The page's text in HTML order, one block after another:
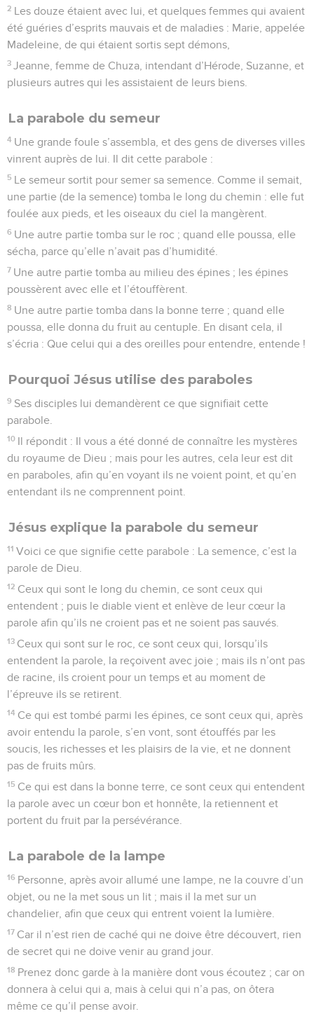
2 Les douze étaient avec lui, et quelques femmes qui avaient
été guéries d’esprits mauvais et de maladies : Marie, appelée
Madeleine, de qui étaient sortis sept démons,
3 Jeanne, femme de Chuza, intendant d’Hérode, Suzanne, et
plusieurs autres qui les assistaient de leurs biens.
La parabole du semeur
4 Une grande foule s’assembla, et des gens de diverses villes
vinrent auprès de lui. Il dit cette parabole :
5 Le semeur sortit pour semer sa semence. Comme il semait,
une partie (de la semence) tomba le long du chemin : elle fut
foulée aux pieds, et les oiseaux du ciel la mangèrent.
6 Une autre partie tomba sur le roc ; quand elle poussa, elle
sécha, parce qu’elle n’avait pas d’humidité.
7 Une autre partie tomba au milieu des épines ; les épines
poussèrent avec elle et l’étouffèrent.
8 Une autre partie tomba dans la bonne terre ; quand elle
poussa, elle donna du fruit au centuple. En disant cela, il
s’écria : Que celui qui a des oreilles pour entendre, entende !
Pourquoi Jésus utilise des paraboles
9 Ses disciples lui demandèrent ce que signifiait cette
parabole.
10 Il répondit : Il vous a été donné de connaître les mystères
du royaume de Dieu ; mais pour les autres, cela leur est dit
en paraboles, afin qu’en voyant ils ne voient point, et qu’en
entendant ils ne comprennent point.
Jésus explique la parabole du semeur
11 Voici ce que signifie cette parabole : La semence, c’est la
parole de Dieu.
12 Ceux qui sont le long du chemin, ce sont ceux qui
entendent ; puis le diable vient et enlève de leur cœur la
parole afin qu’ils ne croient pas et ne soient pas sauvés.
13 Ceux qui sont sur le roc, ce sont ceux qui, lorsqu’ils
entendent la parole, la reçoivent avec joie ; mais ils n’ont pas
de racine, ils croient pour un temps et au moment de
l’épreuve ils se retirent.
14 Ce qui est tombé parmi les épines, ce sont ceux qui, après
avoir entendu la parole, s’en vont, sont étouffés par les
soucis, les richesses et les plaisirs de la vie, et ne donnent
pas de fruits mûrs.
15 Ce qui est dans la bonne terre, ce sont ceux qui entendent
la parole avec un cœur bon et honnête, la retiennent et
portent du fruit par la persévérance.
La parabole de la lampe
16 Personne, après avoir allumé une lampe, ne la couvre d’un
objet, ou ne la met sous un lit ; mais il la met sur un
chandelier, afin que ceux qui entrent voient la lumière.
17 Car il n’est rien de caché qui ne doive être découvert, rien
de secret qui ne doive venir au grand jour.
18 Prenez donc garde à la manière dont vous écoutez ; car on
donnera à celui qui a, mais à celui qui n’a pas, on ôtera
même ce qu’il pense avoir.